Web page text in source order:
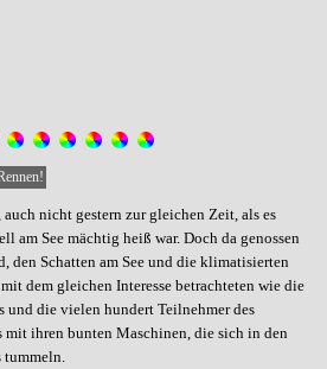
nicht gestern zur gleichen Zeit, als es
am See mächtig heiß war. Doch da genossen
den Schatten am See und die klimatisierten
dem gleichen Interesse betrachteten wie die
und die vielen hundert Teilnehmer des
mit ihren bunten Maschinen, die sich in den